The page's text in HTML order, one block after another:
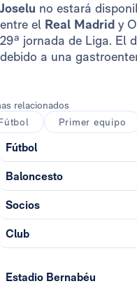
Joselu no estará
entre el Real Madrid y
29ª jornada de Liga. El
debido a una
relacionados
Primer equipo
Fútbol
Baloncesto
Socios
Club
Estadio Bernabéu